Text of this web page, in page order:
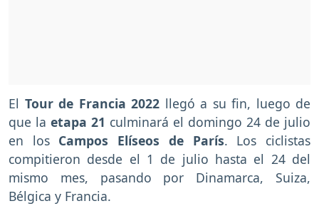
El Tour de Francia 2022 llegó a su fin, luego de
que la etapa 21 culminará el domingo 24 de julio
en los Campos Elíseos de París. Los ciclistas
compitieron desde el 1 de julio hasta el 24 del
mismo mes, pasando por Dinamarca, Suiza,
Bélgica y Francia.